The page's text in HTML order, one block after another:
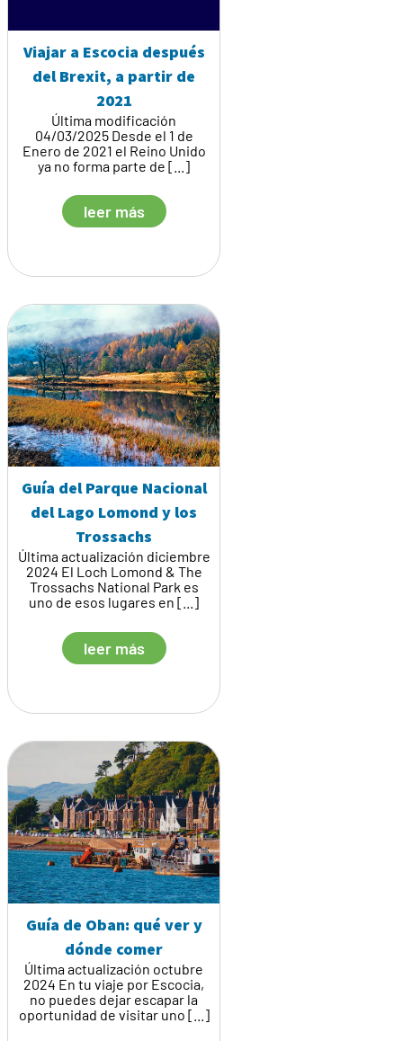
Viajar a Escocia después
del Brexit, a partir de
2021
Última modificación
04/03/2025 Desde el 1 de
Enero de 2021 el Reino Unido
ya no forma parte de [...]
leer más
Guía del Parque Nacional
del Lago Lomond y los
Trossachs
Última actualización diciembre
2024 El Loch Lomond & The
Trossachs National Park es
uno de esos lugares en [...]
leer más
Guía de Oban: qué ver y
dónde comer
Última actualización octubre
2024 En tu viaje por Escocia,
no puedes dejar escapar la
oportunidad de visitar uno [...]